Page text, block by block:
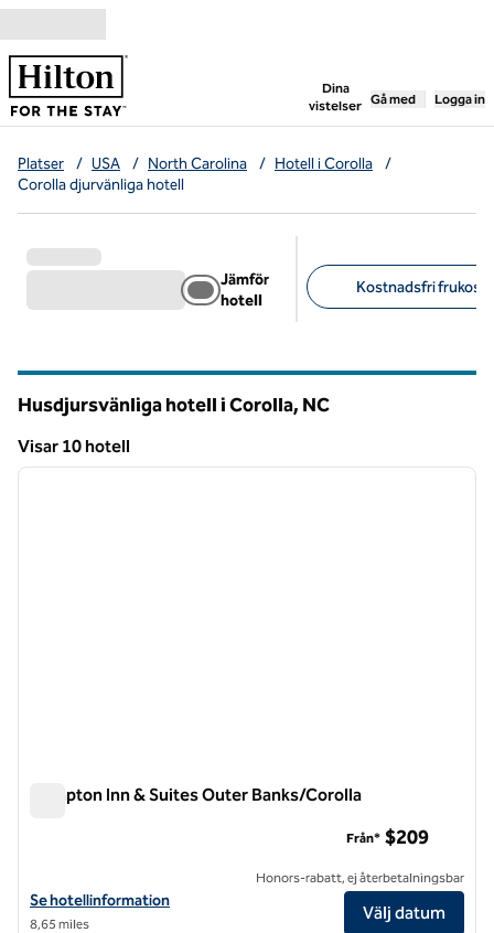
Gå vidare till innehållet
Dina
vistelser
,öppnar ny flik
Gå med Logga in
Platser / USA / North Carolina / Hotell i Corolla
/
Corolla djurvänliga hotell
Jämför
hotell
Kostnadsfri frukost
Husdjursvänliga hotell i Corolla, NC
Visar 10 hotell
Visar 10 hotell
1 av 12
nästa
Hampton Inn & Suites Outer Banks/Corolla
Visa hotelluppgifter för Hampton Inn & Suites Outer Banks/Corolla
Se hotellinformation
8,65 miles
Från* $209
Honors-rabatt, ej återbetalningsbar
Välj datum